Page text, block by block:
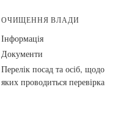
ОЧИЩЕННЯ ВЛАДИ
Інформація
Документи
Перелік посад та осіб, щодо
яких проводиться перевірка